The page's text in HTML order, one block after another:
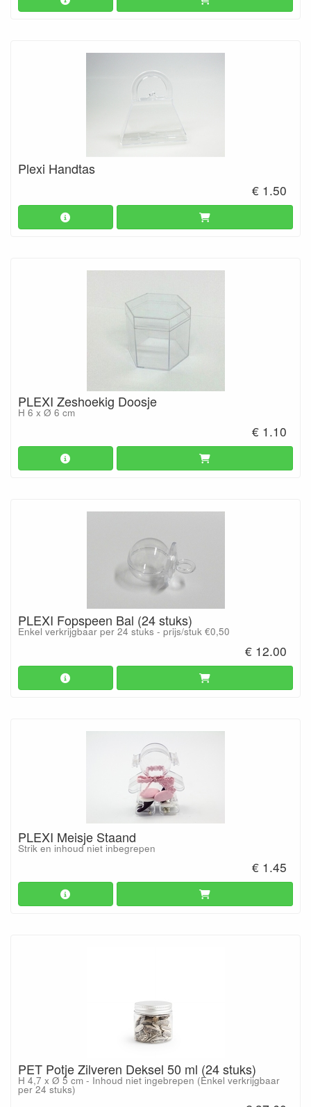
Plexi Handtas
€ 1.50
PLEXI Zeshoekig Doosje
H 6 x Ø 6 cm
€ 1.10
PLEXI Fopspeen Bal (24 stuks)
Enkel verkrijgbaar per 24 stuks - prijs/stuk €0,50
€ 12.00
PLEXI Meisje Staand
Strik en inhoud niet inbegrepen
€ 1.45
PET Potje Zilveren Deksel 50 ml (24 stuks)
H 4,7 x Ø 5 cm - Inhoud niet ingebrepen (Enkel verkrijgbaar
per 24 stuks)